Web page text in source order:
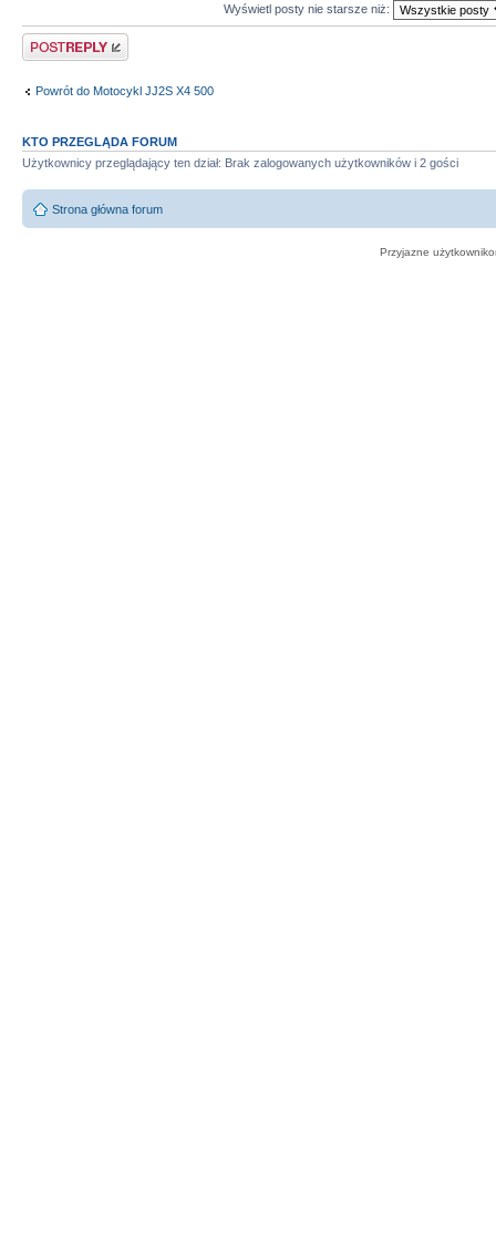
Wyświetl posty nie starsze niż:
Odpowiedz
Powrót do Motocykl JJ2S X4 500
KTO PRZEGLĄDA FORUM
Użytkownicy przeglądający ten dział: Brak zalogowanych użytkowników i 2 gości
Strona główna forum
Przyjazne